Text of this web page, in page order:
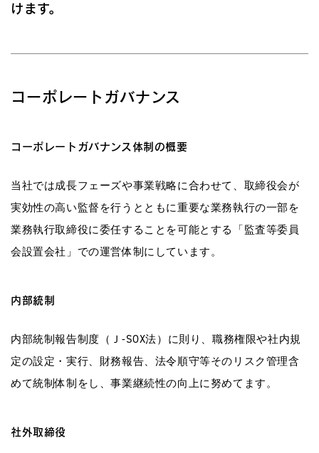
けます。
コーポレートガバナンス
コーポレートガバナンス体制の概要
当社では成長フェーズや事業戦略に合わせて、取締役会が
実効性の高い監督を行うとともに重要な業務執行の一部を
業務執行取締役に委任することを可能とする「監査等委員
会設置会社」での運営体制にしています。
内部統制
内部統制報告制度（Ｊ-SOX法）に則り、職務権限や社内規
定の設定・実行、財務報告、法令順守等そのリスク管理含
めて統制体制をし、事業継続性の向上に努めてます。
社外取締役